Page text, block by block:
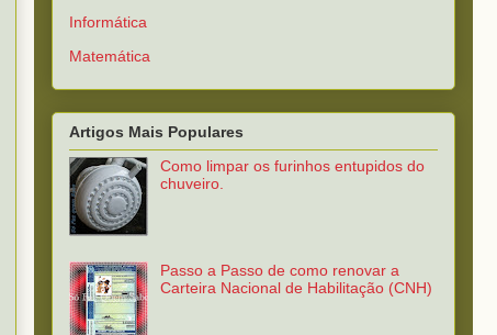
Informática
Matemática
Artigos Mais Populares
Como limpar os furinhos entupidos do
chuveiro.
Passo a Passo de como renovar a
Carteira Nacional de Habilitação (CNH)